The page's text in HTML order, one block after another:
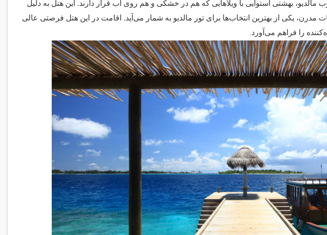
بهشتی استوایی با ویلاهایی که هم در خشکی و هم روی آب قرار دارند. این هتل به دلیل
مدرن، یکی از بهترین انتخاب‌ها برای تور مالدیو به شمار می‌آید. اقامت در این هتل فرصتی عالی
را فراهم می‌آورد.